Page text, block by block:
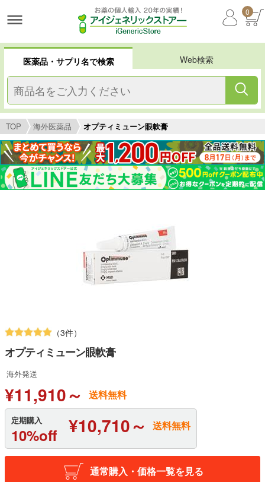
0
医薬品・サプリ名で検索 Web検索
TOP 海外医薬品 オプティミューン眼軟膏
（3件）
オプティミューン眼軟膏
海外発送
¥11,910～ 送料無料
定期購入
10%off ¥10,710～ 送料無料
通常購入・価格一覧を見る